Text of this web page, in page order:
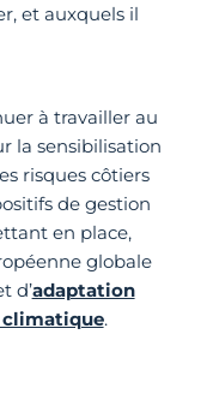
et auxquels il
à travailler au
la sensibilisation
risques côtiers
de gestion
en place,
globale
d’adaptation
climatique.